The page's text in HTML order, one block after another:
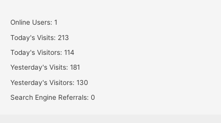
Online Users:1
Today's Visits: 213
Today's Visitors:114
Yesterday's Visits:181
Yesterday's Visitors:130
Search Engine Referrals:0